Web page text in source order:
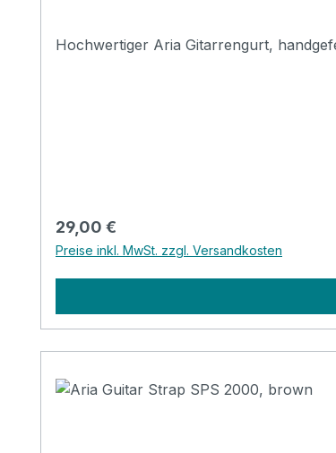
Regulärer Preis:
29,00 €
Preise inkl. MwSt. zzgl. Versandkosten